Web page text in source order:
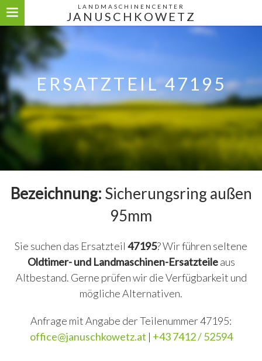
LANDMASCHINENCENTER
JANUSCHKOWETZ
ERSATZTEIL 47195
Bezeichnung: Sicherungsring außen
95mm
Sie suchen das Ersatzteil 47195? Wir führen seltene
Oldtimer- und Landmaschinen-Ersatzteileaus
Altbestand. Gerne prüfen wir die Verfügbarkeit und
mögliche Alternativen.
Anfrage mit Angabe der Teilenummer 47195:
office@januschkowetz.at | +43 7412 / 52594